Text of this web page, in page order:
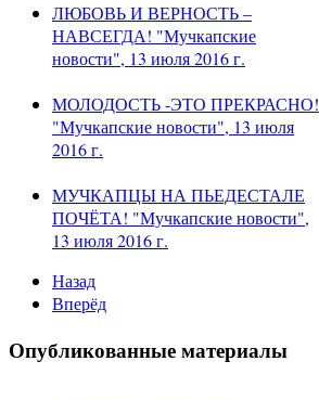
ЛЮБОВЬ И ВЕРНОСТЬ –
НАВСЕГДА! "Мучкапские
новости", 13 июля 2016 г.
МОЛОДОСТЬ -ЭТО ПРЕКРАСНО!
"Мучкапские новости", 13 июля
2016 г.
МУЧКАПЦЫ НА ПЬЕДЕСТАЛЕ
ПОЧЁТА! "Мучкапские новости",
13 июля 2016 г.
Назад
Вперёд
Опубликованные материалы